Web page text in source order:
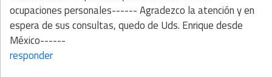
ocupaciones personales------ Agradezco la atención y en
espera de sus consultas, quedo de Uds. Enrique desde
México------
responder